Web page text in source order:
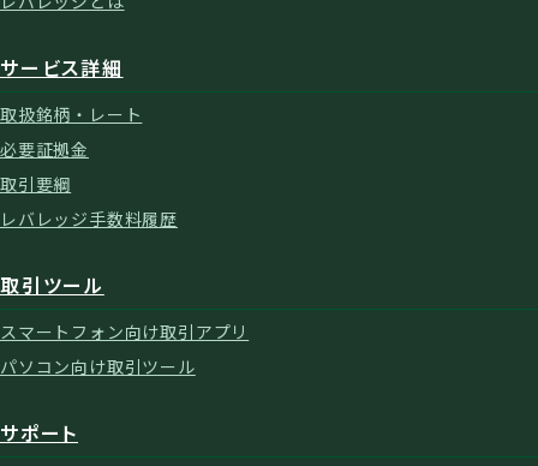
サービス詳細
取扱銘柄・レート
必要証拠金
取引要綱
レバレッジ手数料履歴
取引ツール
スマートフォン向け取引アプリ
パソコン向け取引ツール
サポート